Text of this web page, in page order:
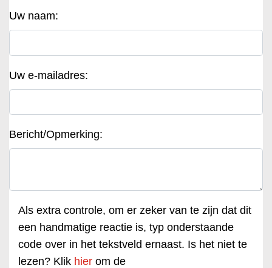
Uw naam:
Uw e-mailadres:
Bericht/Opmerking:
Als extra controle, om er zeker van te zijn dat dit
een handmatige reactie is, typ onderstaande
code over in het tekstveld ernaast. Is het niet te
lezen? Klik hier om de